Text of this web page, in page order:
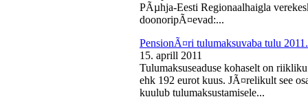
PÃµhja-Eesti Regionaalhaigla
doonoripÃ¤evad:...
PensionÃ¤ri tulumaksuvaba tulu
15. aprill 2011
Tulumaksuseaduse kohaselt on
ehk 192 eurot kuus. JÃ¤relikult see
kuulub tulumaksustamisele...